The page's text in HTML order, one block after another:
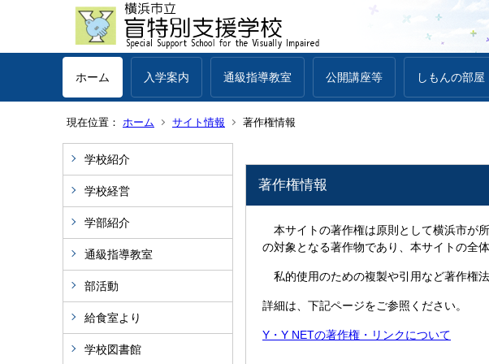
ホーム 入学案内 通級指導教室 公開講座等 しもんの部屋
現在位置： ホーム サイト情報 著作権情報
学校紹介
学校経営
学部紹介
通級指導教室
部活動
給食室より
学校図書館
著作権情報
本サイトの著作権は原則として横浜市が
の対象となる著作物であり、本サイトの全
私的使用のための複製や引用など著作権
詳細は、下記ページをご参照ください。
Y・Y NETの著作権・リンクについて